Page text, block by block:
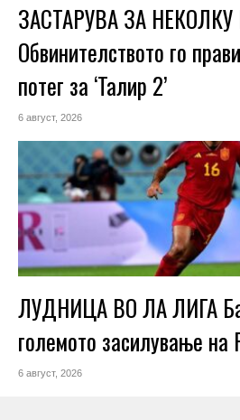
ЗАСТАРУВА ЗА
Обвинителството го
потег за ‘Талир 2’
6 август, 2026
ЛУДНИЦА ВО ЛА ЛИГА
големото засилување
6 август, 2026